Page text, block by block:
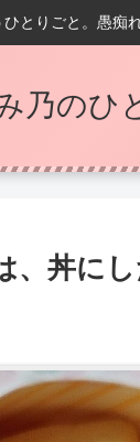
とりごと。愚痴
乃のひ
、丼に